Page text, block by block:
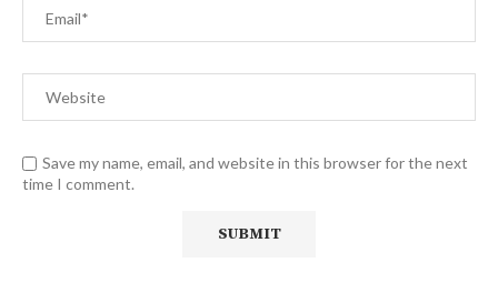
Save my name, email, and website in this browser for the next
time I comment.